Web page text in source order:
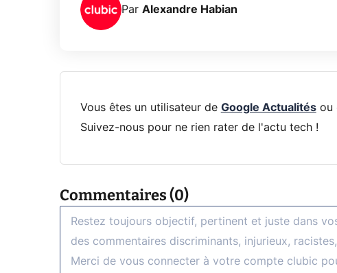
Par Alexandre Habian
Vous êtes un utilisateur de Google Actualitésou
Suivez-nous pour ne rien rater de l'actu tech !
Commentaires (0)